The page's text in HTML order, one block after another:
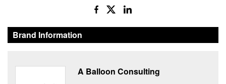
Brand Information
A Balloon Consulting